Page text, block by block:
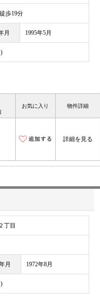
19分
月 1995年5月
お気に入り 物件詳細
詳細を見る
丁目
月 1972年8月